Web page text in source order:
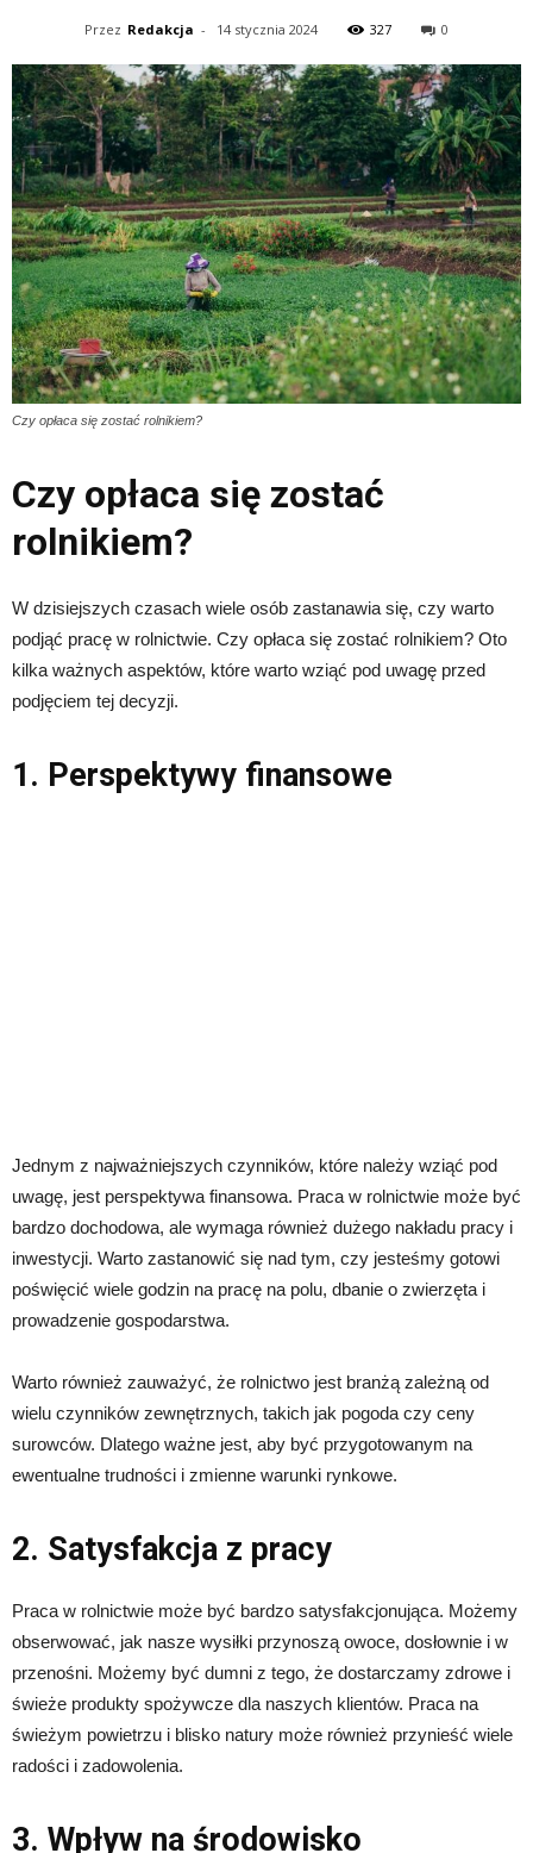
Przez Redakcja - 14 stycznia 2024 327 0
Czy opłaca się zostać rolnikiem?
Czy opłaca się zostać
rolnikiem?
W dzisiejszych czasach wiele osób zastanawia się, czy warto
podjąć pracę w rolnictwie. Czy opłaca się zostać rolnikiem? Oto
kilka ważnych aspektów, które warto wziąć pod uwagę przed
podjęciem tej decyzji.
1. Perspektywy finansowe
Jednym z najważniejszych czynników, które należy wziąć pod
uwagę, jest perspektywa finansowa. Praca w rolnictwie może być
bardzo dochodowa, ale wymaga również dużego nakładu pracy i
inwestycji. Warto zastanowić się nad tym, czy jesteśmy gotowi
poświęcić wiele godzin na pracę na polu, dbanie o zwierzęta i
prowadzenie gospodarstwa.
Warto również zauważyć, że rolnictwo jest branżą zależną od
wielu czynników zewnętrznych, takich jak pogoda czy ceny
surowców. Dlatego ważne jest, aby być przygotowanym na
ewentualne trudności i zmienne warunki rynkowe.
2. Satysfakcja z pracy
Praca w rolnictwie może być bardzo satysfakcjonująca. Możemy
obserwować, jak nasze wysiłki przynoszą owoce, dosłownie i w
przenośni. Możemy być dumni z tego, że dostarczamy zdrowe i
świeże produkty spożywcze dla naszych klientów. Praca na
świeżym powietrzu i blisko natury może również przynieść wiele
radości i zadowolenia.
3. Wpływ na środowisko